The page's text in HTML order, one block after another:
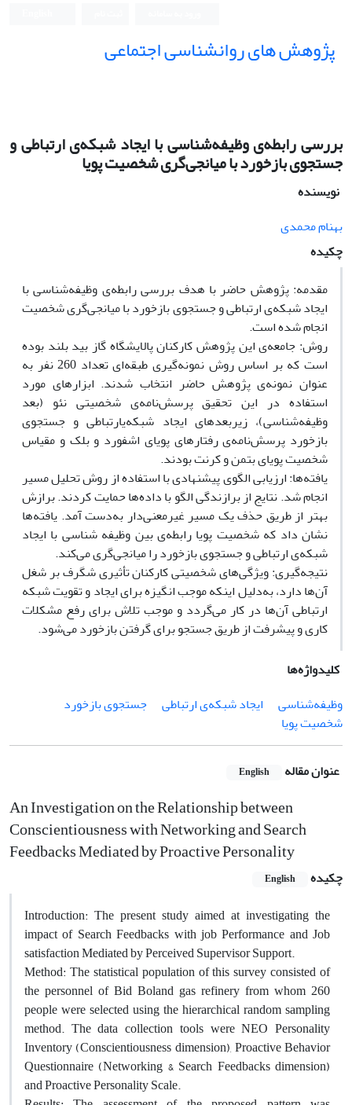
پژوهش های روانشناسی اجتماعی
بررسی رابطه‌ی وظیفه‌شناسی با ایجاد شبکه‌ی ارتباطی و
جستجوی بازخورد با میانجی‌گری شخصیت پویا
نویسنده
بهنام محمدی
چکیده
مقدمه: پژوهش حاضر با هدف بررسی رابطه‌ی وظیفه‌شناسی با
ایجاد شبکه‌ی ارتباطی و جستجوی بازخورد با میانجی‌گری شخصیت
انجام شده است.
روش: جامعه‌ی این پژوهش کارکنان پالایشگاه گاز بید بلند بوده
است که بر اساس روش نمونه‌گیری طبقه‌ای تعداد 260 نفر به
عنوان نمونه‌ی پژوهش حاضر انتخاب شدند. ابزارهای مورد
استفاده در این تحقیق پرسش‌نامه‌ی شخصیتی نئو (بعد
وظیفه‌شناسی)، زیربعدهای ایجاد شبکه‌یارتباطی و جستجوی
بازخورد پرسش‌نامه‌ی رفتارهای پویای اشفورد و بلک و مقیاس
شخصیت پویای بتمن و کرنت بودند.
یافته‌ها: ارزیابی الگوی پیشنهادی با استفاده از روش تحلیل مسیر
انجام شد. نتایج از برازندگی الگو با داده‌ها حمایت کردند. برازش
بهتر از طریق حذف یک مسیر غیرمعنی‌دار به‌دست آمد. یافته‌ها
نشان داد که شخصیت پویا رابطه‌ی بین وظیفه شناسی با ایجاد
شبکه‌ی ارتباطی و جستجوی بازخورد را میانجی‌گری می‌کند.
نتیجه‌گیری: ویژگی‌های شخصیتی کارکنان تأثیری شگرف بر شغل
آن‌ها دارد، به‌دلیل اینکه موجب انگیزه برای ایجاد و تقویت شبکه
ارتباطی آن‌ها در کار می‌گردد و موجب تلاش برای رفع مشکلات
کاری و پیشرفت از طریق جستجو برای گرفتن بازخورد می‌شود.
کلیدواژه‌ها
وظیفه‌شناسی
ایجاد شبکه‌ی ارتباطی
جستجوی بازخورد
شخصیت پویا
عنوان مقاله English
An Investigation on the Relationship between
Conscientiousness with Networking and Search
Feedbacks Mediated by Proactive Personality
چکیده English
Introduction: The present study aimed at investigating the
impact of Search Feedbacks with job Performance and Job
satisfaction Mediated by Perceived Supervisor Support.
Method: The statistical population of this survey consisted of
the personnel of Bid Boland gas refinery from whom 260
people were selected using the hierarchical random sampling
method. The data collection tools were NEO Personality
Inventory (Conscientiousness dimension), Proactive Behavior
Questionnaire (Networking & Search Feedbacks dimension)
and Proactive Personality Scale.